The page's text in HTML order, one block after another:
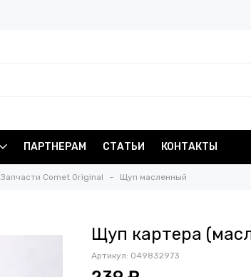
ПАРТНЕРАМ СТАТЬИ КОНТАКТЫ
Запчасти Comet Original Щуп масленный
Щуп картера
Артикул: 049832973